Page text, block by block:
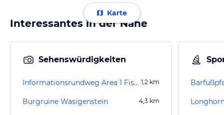
Karte
Interessantes in der Nähe
Sehenswürdigkeiten
Informationsrundweg Area 1 Fischbach 1,2 km
Burgruine Wasigenstein 4,3 km